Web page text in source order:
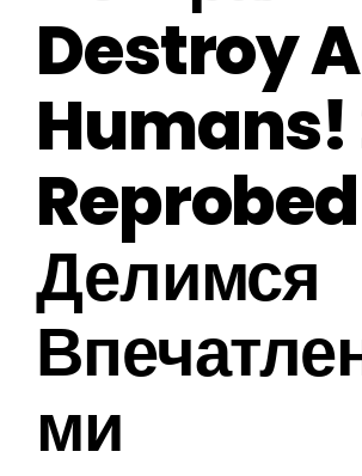
Destroy
Делимся
Ми